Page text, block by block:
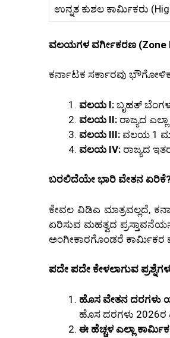
ಉನ್ನತ ಕುಶಲ ಕಾರ್ಮಿಕರು
ವಲಯಗಳ ವರ್ಗೀಕರಣ (Zone
ಕರ್ನಾಟಕ ಸರ್ಕಾರವು
ವಲಯ I: ಬೃಹತ್
ವಲಯ II: ರಾಜ್ಯದ
ವಲಯ III: ವಲಯ 1
ವಲಯ IV: ರಾಜ್ಯದ
ಬರಲಿದೆಯೇ ಭಾರಿ ವೇತನ
ಕೇವಲ ವಿಡಿಎ ಮಾತ್ರವಲ್ಲದೆ,
ಏರಿಸುವ ಮಹತ್ವದ
ಅಂಗೀಕಾರಗೊಂಡರೆ ಕಾರ್ಮಿಕರ
ಪದೇ ಪದೇ ಕೇಳಲಾಗುವ
ಹೊಸ ವೇತನ ದರಗಳು
ಹೊಸ ದರಗಳು 2026ರ
ಈ ಹೆಚ್ಚಳ ಎಲ್ಲಾ